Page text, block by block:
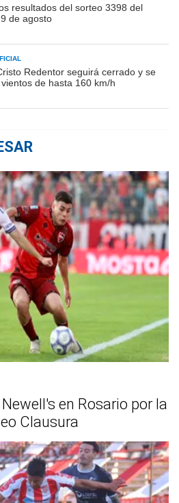
resultados del sorteo 3398 del
de agosto
Redentor seguirá cerrado y se
de hasta 160 km/h
en Rosario por la
Clausura